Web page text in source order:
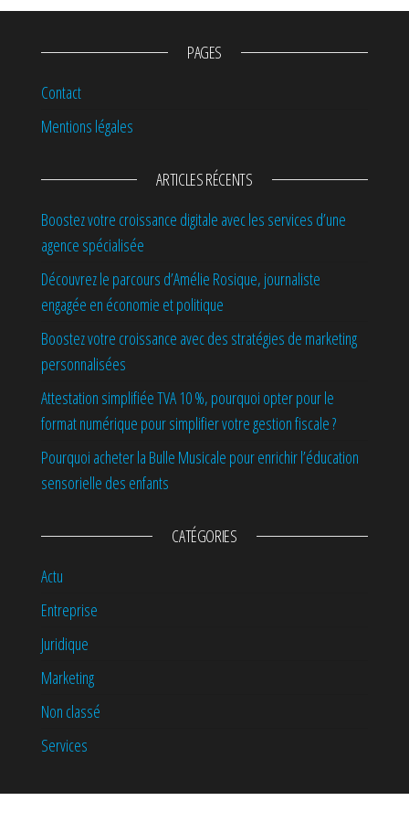
PAGES
Contact
Mentions légales
ARTICLES RÉCENTS
Boostez votre croissance digitale avec les services d’une
agence spécialisée
Découvrez le parcours d’Amélie Rosique, journaliste
engagée en économie et politique
Boostez votre croissance avec des stratégies de marketing
personnalisées
Attestation simplifiée TVA 10 %, pourquoi opter pour le
format numérique pour simplifier votre gestion fiscale ?
Pourquoi acheter la Bulle Musicale pour enrichir l’éducation
sensorielle des enfants
CATÉGORIES
Actu
Entreprise
Juridique
Marketing
Non classé
Services